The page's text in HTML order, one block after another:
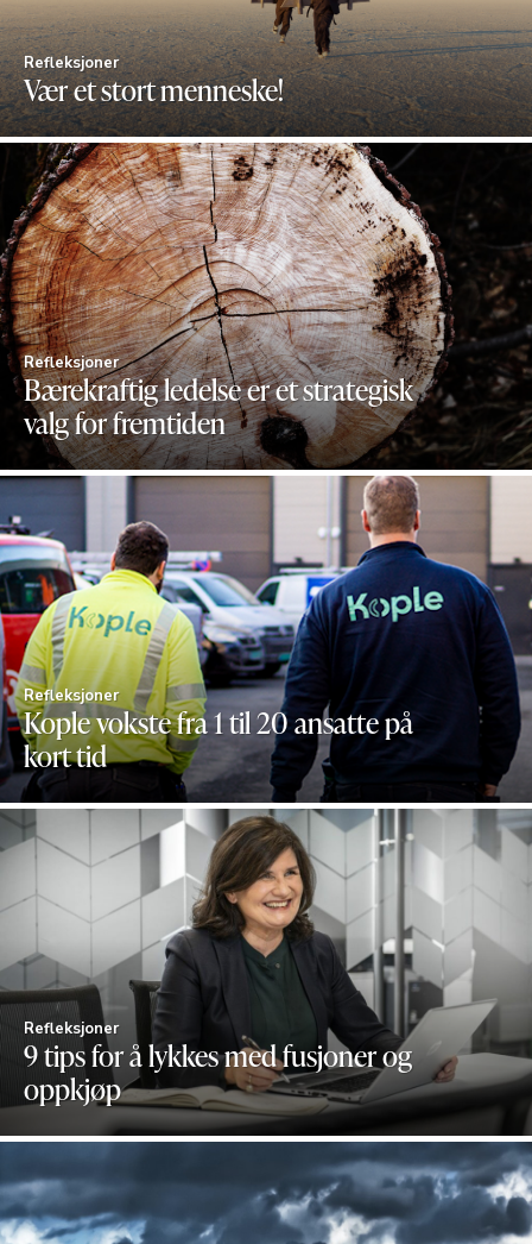
Refleksjoner
Vær et stort menneske!
Refleksjoner
Bærekraftig ledelse er et strategisk
valg for fremtiden
Refleksjoner
Kople vokste fra 1 til 20 ansatte på
kort tid
Refleksjoner
9 tips for å lykkes med fusjoner og
oppkjøp